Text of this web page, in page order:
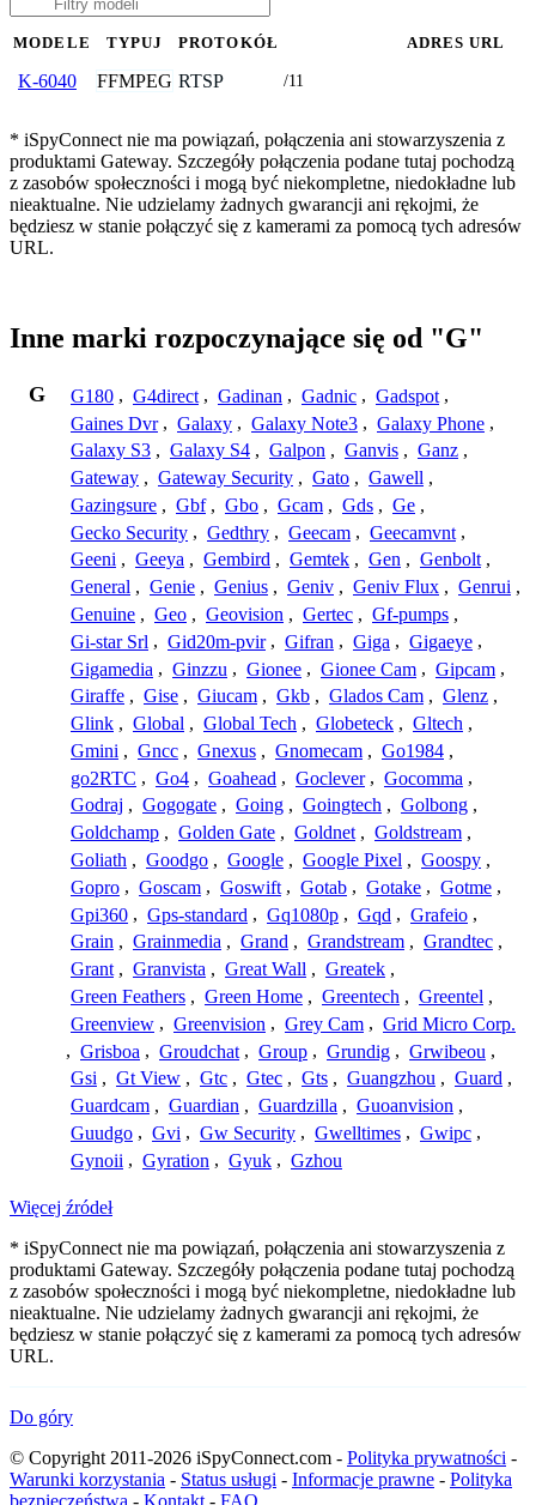
MODELE TYPUJ PROTOKÓŁ ADRES URL
K-6040 FFMPEG RTSP /11
* iSpyConnect nie ma powiązań, połączenia ani stowarzyszenia z
produktami Gateway. Szczegóły połączenia podane tutaj pochodzą
z zasobów społeczności i mogą być niekompletne, niedokładne lub
nieaktualne. Nie udzielamy żadnych gwarancji ani rękojmi, że
będziesz w stanie połączyć się z kamerami za pomocą tych adresów
URL.
Inne marki rozpoczynające się od "G"
G G180 , G4direct , Gadinan , Gadnic , Gadspot ,
Gaines Dvr , Galaxy , Galaxy Note3 , Galaxy Phone ,
Galaxy S3 , Galaxy S4 , Galpon , Ganvis , Ganz ,
Gateway , Gateway Security , Gato , Gawell ,
Gazingsure , Gbf , Gbo , Gcam , Gds , Ge ,
Gecko Security , Gedthry , Geecam , Geecamvnt ,
Geeni , Geeya , Gembird , Gemtek , Gen , Genbolt ,
General , Genie , Genius , Geniv , Geniv Flux , Genrui ,
Genuine , Geo , Geovision , Gertec , Gf-pumps ,
Gi-star Srl , Gid20m-pvir , Gifran , Giga , Gigaeye ,
Gigamedia , Ginzzu , Gionee , Gionee Cam , Gipcam ,
Giraffe , Gise , Giucam , Gkb , Glados Cam , Glenz ,
Glink , Global , Global Tech , Globeteck , Gltech ,
Gmini , Gncc , Gnexus , Gnomecam , Go1984 ,
go2RTC , Go4 , Goahead , Goclever , Gocomma ,
Godraj , Gogogate , Going , Goingtech , Golbong ,
Goldchamp , Golden Gate , Goldnet , Goldstream ,
Goliath , Goodgo , Google , Google Pixel , Goospy ,
Gopro , Goscam , Goswift , Gotab , Gotake , Gotme ,
Gpi360 , Gps-standard , Gq1080p , Gqd , Grafeio ,
Grain , Grainmedia , Grand , Grandstream , Grandtec ,
Grant , Granvista , Great Wall , Greatek ,
Green Feathers , Green Home , Greentech , Greentel ,
Greenview , Greenvision , Grey Cam , Grid Micro Corp.
, Grisboa , Groudchat , Group , Grundig , Grwibeou ,
Gsi , Gt View , Gtc , Gtec , Gts , Guangzhou , Guard ,
Guardcam , Guardian , Guardzilla , Guoanvision ,
Guudgo , Gvi , Gw Security , Gwelltimes , Gwipc ,
Gynoii , Gyration , Gyuk , Gzhou
Więcej źródeł
* iSpyConnect nie ma powiązań, połączenia ani stowarzyszenia z
produktami Gateway. Szczegóły połączenia podane tutaj pochodzą
z zasobów społeczności i mogą być niekompletne, niedokładne lub
nieaktualne. Nie udzielamy żadnych gwarancji ani rękojmi, że
będziesz w stanie połączyć się z kamerami za pomocą tych adresów
URL.
Do góry
© Copyright 2011-2026 iSpyConnect.com - Polityka prywatności -
Warunki korzystania - Status usługi - Informacje prawne - Polityka